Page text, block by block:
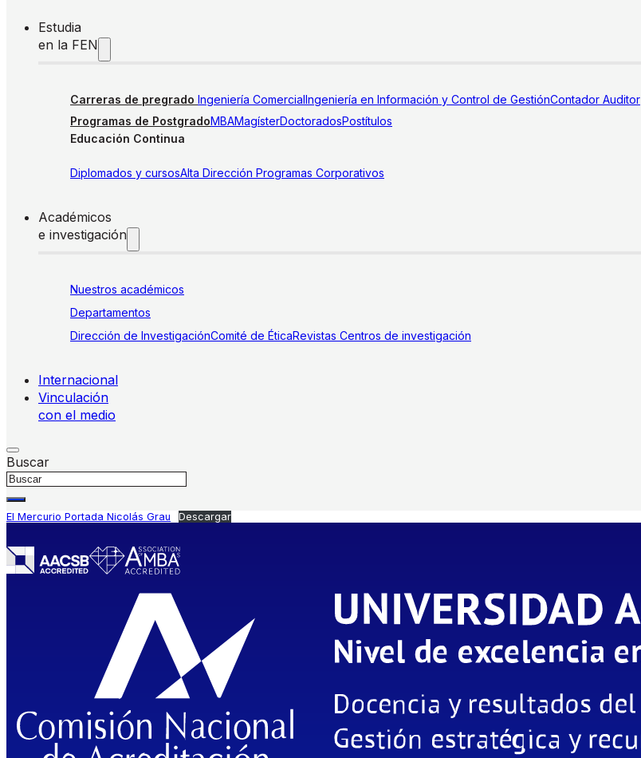
Estudia
en la FEN
Carreras de pregrado Ingeniería ComercialIngeniería en Información y Control de GestiónContador Auditor
Programas de PostgradoMBAMagísterDoctoradosPostítulos
Educación Continua
Diplomados y cursosAlta Dirección Programas Corporativos
Académicos
e investigación
Nuestros académicos
Departamentos
Dirección de InvestigaciónComité de ÉticaRevistas Centros de investigación
Internacional
Vinculación
con el medio
Buscar
El Mercurio Portada Nicolás Grau Descargar